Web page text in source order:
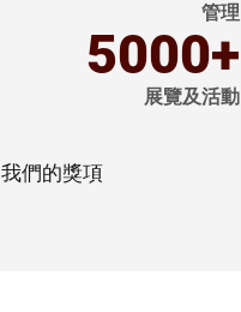
管理
5000+
展覽及活動
我們的獎項